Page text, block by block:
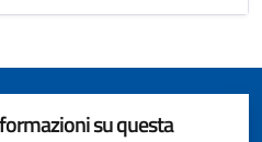
su questa